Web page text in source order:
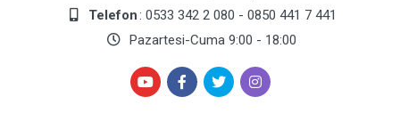
Telefon: 0533 342 2 080 - 0850 441 7 441
Pazartesi-Cuma 9:00 - 18:00